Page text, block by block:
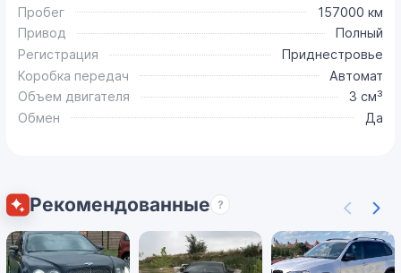
Пробег
157000 км
Привод
Полный
Регистрация
Приднестровье
Коробка передач
Автомат
Объем двигателя
3 см³
Обмен
Да
Рекомендованные ?